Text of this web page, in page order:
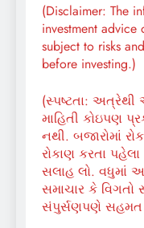
(Disclaimer: The
investment advice
subject to risks
before investing.)
(સ્પષ્ટતા: અત્રેથી
માહિતી કોઇપણ
નથી. બજારોમાં
રોકાણ કરતા
સલાહ લો. વધુમાં
સમાચાર કે વિગતો
સંપુર્સણપણે સહમત